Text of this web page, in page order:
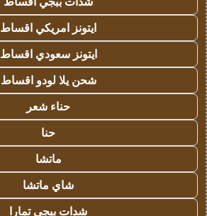
ايتونز امريكي اقساط
ايتونز سعودي اقساط
شحن يلا لودو اقساط
حناء شعر
حنا
ماتشا
شاي ماتشا
شدات ببجي تمارا